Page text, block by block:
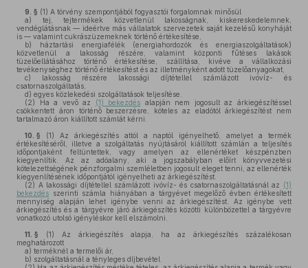
9. § (1) A törvény szempontjából fogyasztói forgalomnak minősül
a) tej, tejtermékek közvetlenül lakosságnak, kiskereskedelemnek,
vendéglátásnak — ideértve más vállalatok szervezetek saját kezelésű konyháját
is — valamint cukrászüzemeknek történő értékesítése,
b) háztartási energiafélék (energiahordozók és energiaszolgáltatások)
közvetlenül a lakosság részére, valamint központi fűtéses lakások
tüzelőellátásához történő értékesítése, szállítása, kivéve a vállalkozási
tevékenységhez történő értékesítést és az illetményként adott tüzelőanyagokat,
c) lakosság részére lakossági díjtétellel számlázott ivóvíz- és
csatornaszolgáltatás,
d) egyes közlekedési szolgáltatások teljesítése.
(2) Ha a vevő az (1) bekezdés alapján nem jogosult az árkiegészítéssel
csökkentett áron történő beszerzésre, köteles az eladótól árkiegészítést nem
tartalmazó áron kiállított számlát kérni.
10. § (1) Az árkiegészítés attól a naptól igényelhető, amelyet a termék
értékesítéséről, illetve a szolgáltatás nyújtásáról kiállított számlán a teljesítés
időpontjaként feltüntettek, vagy amelyen az ellenértéket készpénzben
kiegyenlítik. Az az adóalany, aki a jogszabályban előírt könyvvezetési
kötelezettségének pénzforgalmi szemléletben jogosult eleget tenni, az ellenérték
kiegyenlítésének időpontjától igényelheti az árkiegészítést.
(2) A lakossági díjtétellel számlázott ivóvíz- és csatornaszolgáltatásnál az (1)
bekezdés szerinti számla hiányában a tárgyévet megelőző évben értékesített
mennyiség alapján lehet igénybe venni az árkiegészítést. Az igénybe vett
árkiegészítés és a tárgyévre járó árkiegészítés közötti különbözettel a tárgyévre
vonatkozó utolsó igényléskor kell elszámolni.
11. § (1) Az árkiegészítés alapja, ha az árkiegészítés százalékosan
meghatározott
a) terméknél a termelői ár,
b) szolgáltatásnál a tényleges díjbevétel.